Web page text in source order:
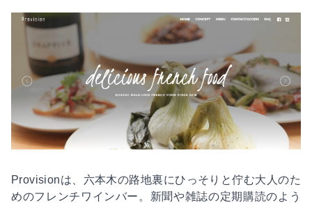
Provisionは、六本木の路地裏にひっそりと佇む大人のた
めのフレンチワインバー。新聞や雑誌の定期購読のよう